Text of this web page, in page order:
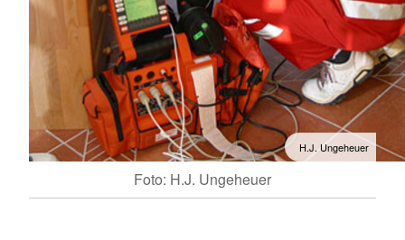
H.J. Ungeheuer
Foto: H.J. Ungeheuer